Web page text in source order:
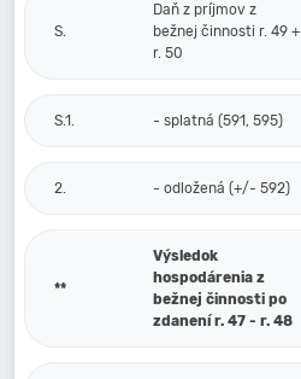
S.
Daň z príjmov z
bežnej činnosti r. 49 +
r. 50
S.1. - splatná (591, 595)
2. - odložená (+/- 592)
**
Výsledok
hospodárenia z
bežnej činnosti po
zdanení r. 47 - r. 48